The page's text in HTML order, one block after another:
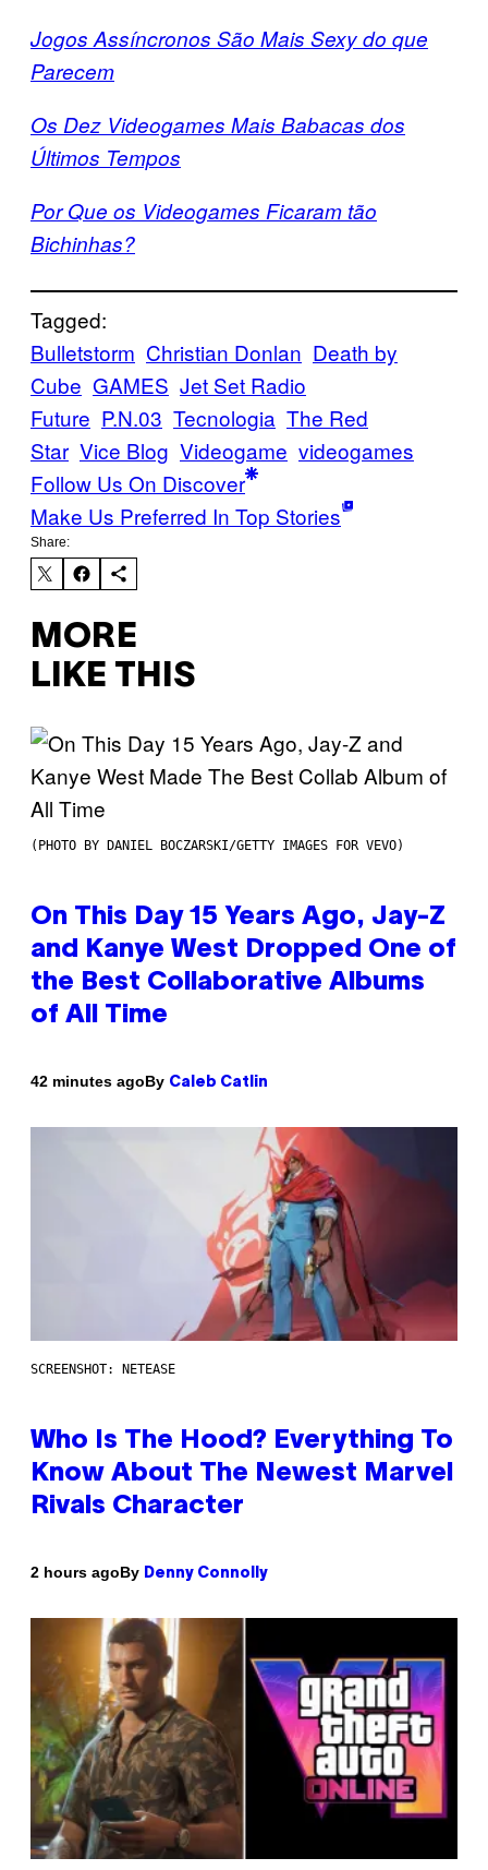
Jogos Assíncronos São Mais Sexy do que
Parecem
Os Dez Videogames Mais Babacas dos
Últimos Tempos
Por Que os Videogames Ficaram tão
Bichinhas?
Tagged:
Bulletstorm Christian Donlan Death by
Cube GAMES Jet Set Radio
Future P.N.03 Tecnologia The Red
Star Vice Blog Videogame videogames
Follow Us On Discover
Make Us Preferred In Top Stories
Share:
MORE
LIKE THIS
(PHOTO BY DANIEL BOCZARSKI/GETTY IMAGES FOR VEVO)
On This Day 15 Years Ago, Jay-Z
and Kanye West Dropped One of
the Best Collaborative Albums
of All Time
42 minutes agoBy Caleb Catlin
SCREENSHOT: NETEASE
Who Is The Hood? Everything To
Know About The Newest Marvel
Rivals Character
2 hours agoBy Denny Connolly